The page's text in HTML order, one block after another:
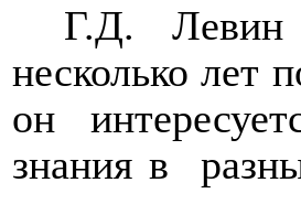
Г.Д. Левин
несколько лет
он
знания в